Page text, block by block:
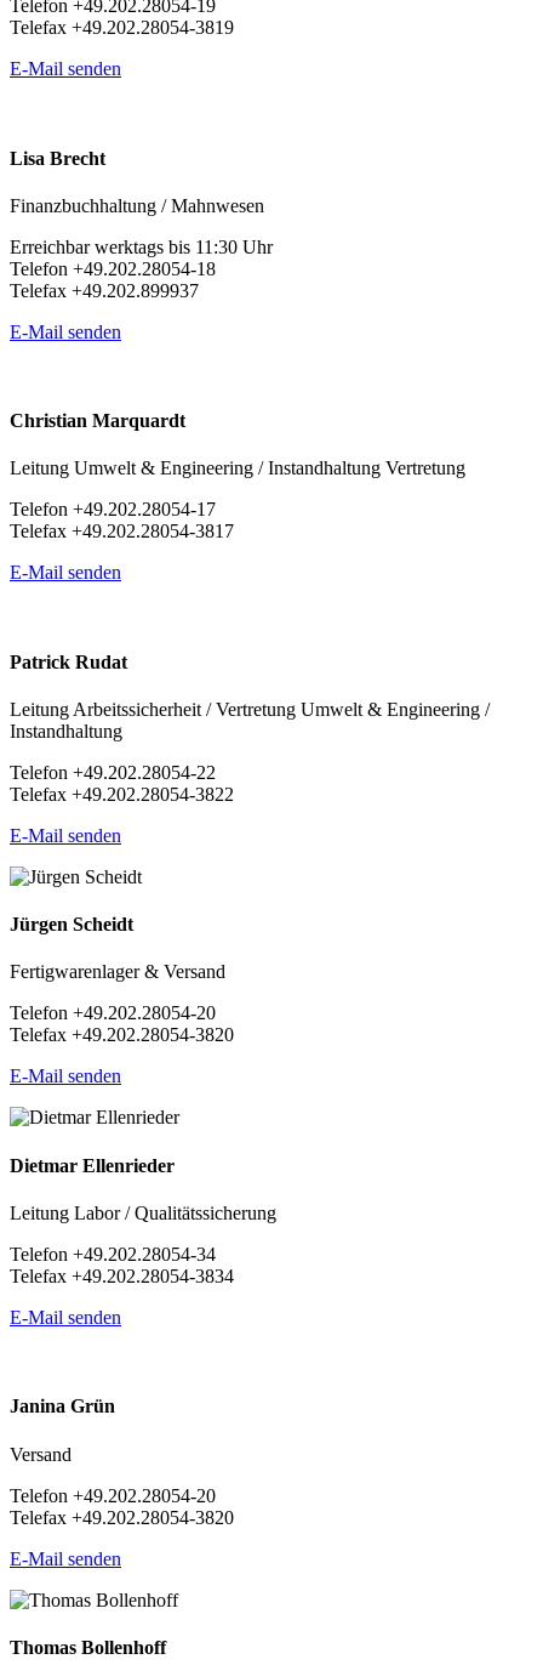
Telefon +49.202.28054-19
Telefax +49.202.28054-3819
E-Mail senden
Lisa Brecht
Finanzbuchhaltung / Mahnwesen
Erreichbar werktags bis 11:30 Uhr
Telefon +49.202.28054-18
Telefax +49.202.899937
E-Mail senden
Christian Marquardt
Leitung Umwelt & Engineering / Instandhaltung Vertretung
Telefon +49.202.28054-17
Telefax +49.202.28054-3817
E-Mail senden
Patrick Rudat
Leitung Arbeitssicherheit / Vertretung Umwelt & Engineering /
Instandhaltung
Telefon +49.202.28054-22
Telefax +49.202.28054-3822
E-Mail senden
Jürgen Scheidt
Fertigwarenlager & Versand
Telefon +49.202.28054-20
Telefax +49.202.28054-3820
E-Mail senden
Dietmar Ellenrieder
Leitung Labor / Qualitätssicherung
Telefon +49.202.28054-34
Telefax +49.202.28054-3834
E-Mail senden
Janina Grün
Versand
Telefon +49.202.28054-20
Telefax +49.202.28054-3820
E-Mail senden
Thomas Bollenhoff